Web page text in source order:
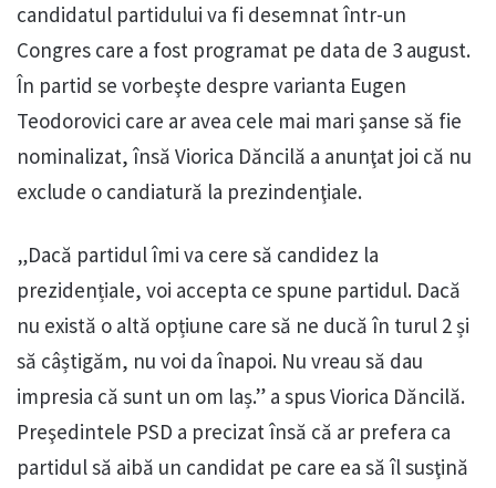
candidatul partidului va fi desemnat într-un
Congres care a fost programat pe data de 3 august.
În partid se vorbeşte despre varianta Eugen
Teodorovici care ar avea cele mai mari şanse să fie
nominalizat, însă Viorica Dăncilă a anunţat joi că nu
exclude o candiatură la prezindenţiale.
„Dacă partidul îmi va cere să candidez la
prezidențiale, voi accepta ce spune partidul. Dacă
nu există o altă opțiune care să ne ducă în turul 2 și
să câștigăm, nu voi da înapoi. Nu vreau să dau
impresia că sunt un om laș.” a spus Viorica Dăncilă.
Preşedintele PSD a precizat însă că ar prefera ca
partidul să aibă un candidat pe care ea să îl susţină